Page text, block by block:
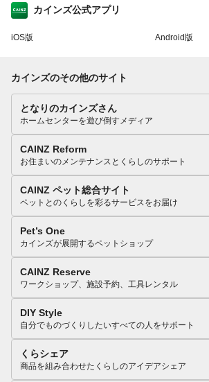
カインズ公式アプリ
iOS版 Android版
カインズのその他のサイト
となりのカインズさん
ホームセンターを遊び倒すメディア
CAINZ Reform
お住まいのメンテナンスとくらしのサポート
CAINZ ペット総合サイト
ペットとのくらしを彩るサービスをお届け
Pet’s One
カインズが展開するペットショップ
CAINZ Reserve
ワークショップ、施設予約、工具レンタル
DIY Style
自分でものづくりしたいすべての人をサポート
くらシェア
商品を組み合わせたくらしのアイデアシェア